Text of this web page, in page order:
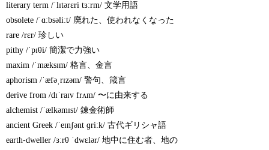
literary term /ˈlɪtərɛri tɜːrm/ 文学用語
obsolete /ˈɑːbsəliːt/ 廃れた、使われなくなった
rare /rɛr/ 珍しい
pithy /ˈpɪθi/ 簡潔で力強い
maxim /ˈmæksɪm/ 格言、金言
aphorism /ˈæfəˌrɪzəm/ 警句、箴言
derive from /dɪˈraɪv frʌm/ 〜に由来する
alchemist /ˈælkəmɪst/ 錬金術師
ancient Greek /ˈeɪnʃənt ɡriːk/ 古代ギリシャ語
earth-dweller /ɜːrθ ˈdwɛlər/ 地中に住む者、地の